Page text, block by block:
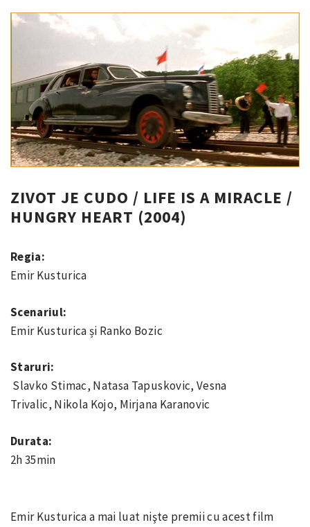
4
SEPTEMBRIE
ZIVOT JE CUDO / LIFE IS A MIRACLE /
HUNGRY HEART (2004)
Regia:
Emir Kusturica
Scenariul:
Emir Kusturica și Ranko Bozic
Staruri:
Slavko Stimac, Natasa Tapuskovic, Vesna
Trivalic, Nikola Kojo, Mirjana Karanovic
Durata:
2h 35min
Emir Kusturica a mai luat nişte premii cu acest film